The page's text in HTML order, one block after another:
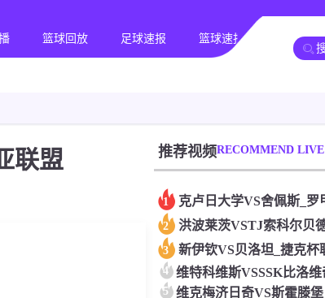
篮球回放 足球速报 篮球速报 其他赛事
联盟 推荐视频RECOMMEND LIVE
1
2
3
4
5